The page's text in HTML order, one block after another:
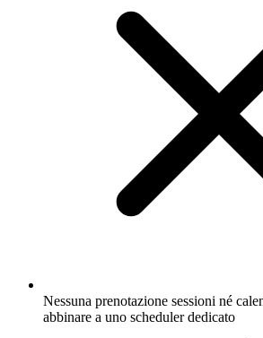
Nessuna prenotazione sessioni né
abbinare a uno scheduler dedicato